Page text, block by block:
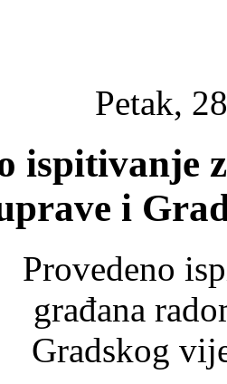
Petak,
ispitivanje
i